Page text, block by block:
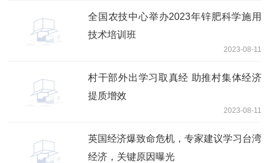
全国农技中心举办2023年锌肥科学施用
技术培训班
2023-08-11
村干部外出学习取真经 助推村集体经济
提质增效
2023-08-11
​英国经济爆致命危机，专家建议学习台湾
经济，关键原因曝光